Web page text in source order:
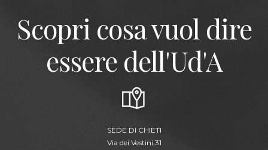
Scopri cosa vuol dire
essere dell'Ud'A
SEDE DI CHIETI
Via dei Vestini,31